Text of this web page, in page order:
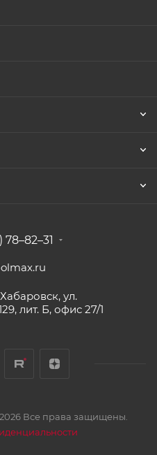
78–82–31
ул.
лит. Б, офис 27/1
Все права защищены.